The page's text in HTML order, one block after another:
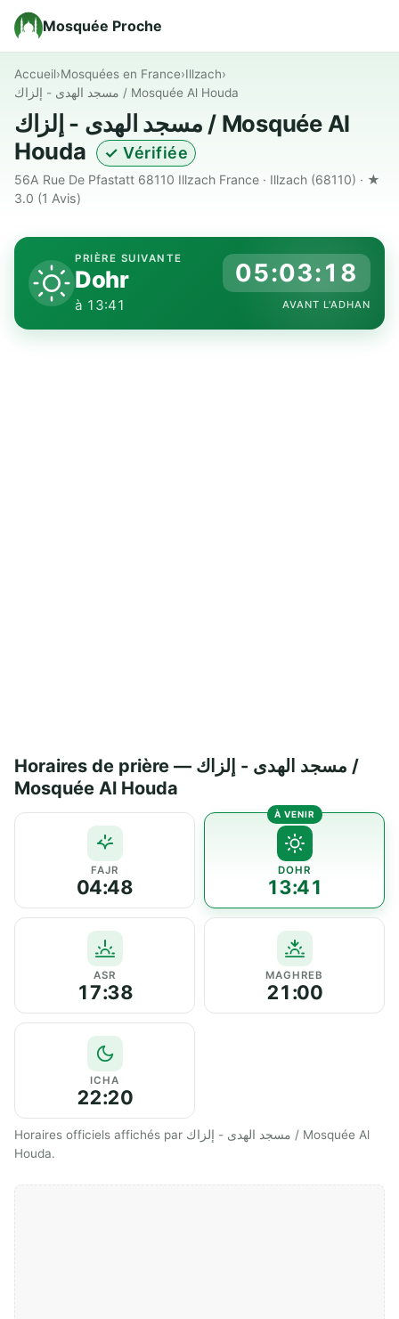
Mosquée Proche
Accueil›Mosquées en France›Illzach›
مسجد الهدى - إلزاك / Mosquée Al Houda
مسجد الهدى - إلزاك / Mosquée Al
Houda
✓ Vérifiée
56A Rue De Pfastatt 68110 Illzach France · Illzach (68110) · ★
3.0 (1 Avis)
PRIÈRE SUIVANTE
Dohr
à 13:41
05:03:17
AVANT L'ADHAN
Horaires de prière — مسجد الهدى - إلزاك /
Mosquée Al Houda
FAJR
04:48
DOHR
13:41
ASR
17:38
MAGHREB
21:00
ICHA
22:20
Horaires officiels affichés par مسجد الهدى - إلزاك / Mosquée Al
Houda.